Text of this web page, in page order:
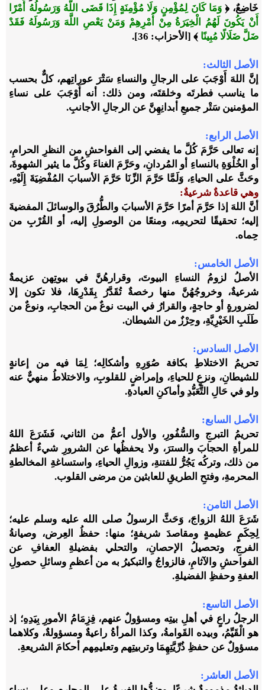
خَاضِعٌ، ﴿وَمَا كَانَ لِمُؤْمِنٍ وَلَا مُؤْمِنَةٍ إِذَا قَضَى اللَّهُ وَرَسُولُهُ أَمْرًا
أَنْ يَكُونَ لَهُمُ الْخِيَرَةُ مِنْ أَمْرِهِمْ وَمَنْ يَعْصِ اللَّهَ وَرَسُولَهُ فَقَدْ
ضَلَّ ضَلَالًا مُبِينًا ﴾ [الأحزاب: 36].
الأصل الثالث:
إنَّ اللهَ أَوْجَبَ على الرجالِ والنساءِ سَتْرَ عوراتِهم، كلٌّ بحسب
ما يناسب فطرتَه وخلقتَه، ومن ذلك: أنه أَوْجَبَ على نساءِ
المؤمنين سَتْر جميعِ أبدانِهِنَّ عن الرجالِ الأجانبِ.
الأصل الرابع:
إنه تعالى حَرَّمَ كُلَّ ما يفضي إلى الفواحشِ من النظرِ الحرامِ،
أو الخُلْوَةِ بالنساءِ أو المُردانِ، وحَرَّمَ الغناءَ وكُلَّ ما يثير الشهوةَ،
وحَثَّ على الحياءِ، وَلَمَّا حَرَّمَ الزِّنَا حَرَّمَ الأسبابَ المُفْضِيَةَ إِلَيْهِ،
وهي قاعدةٌ شرعيةٌ:
أنَّ اللهَ إذا حَرَّمَ أمرًا حَرَّمَ الأسبابَ والطُّرُقَ والوسائلَ المفضيةَ
إليه؛ تحقيقًا لتحريمِه، ومنعًا من الوصولِ إليه، أو القُرْبِ من
حِماه.
الأصل الخامس:
الأصلُ لزومُ النساءِ البيوتَ، وقرارهُنَّ في بيوتِهن عزيمةٌ
شرعيةٌ، وخروجُهُنَّ منها رخصةٌ تُقَدَّرُ بِقَدْرِهَا، فلا تكون إلا
لضرورةٍ أو حاجةٍ، والقرارُ في البيت نوعٌ من الحجابِ، ونوعٌ من
طَلَبِ الخَيْرِيَّةِ، وحِرْزٌ من الشيطان.
الأصل السادس:
تحريمُ الاختلاطِ بكافة صُوَرِهِ وأشكالِه؛ لِمَا فيه من إعانةٍ
للشيطانِ، ونزعٍ للحياءِ، وإمراضٍ للقلوبِ، والاختلاطُ منهيٌّ عنه
ولو في حَالِ التَّعَبُّدِ وأماكنِ العبادةِ.
الأصل السابع:
تحريمُ التبرجِ والسُّفُورِ، والأول أعمُّ من الثاني، فَشَرَعَ اللهُ
للمرأةِ الحجابَ والسترَ، ولا يحفظُها عن الشرورِ شيءٌ أعظمُ
من ذلك، وتركُه يَجُرُّ للفتنةِ، وزوالِ الحياءِ، واستساغةِ المخالطةِ
المحرمةِ، وفتحِ الطريقِ للعابثين من مرضى القلوب.
الأصل الثامن:
شَرَعَ اللهُ الزواجَ، وَحَثَّ الرسولُ صلى الله عليه وسلم عليه؛
لِحِكَمٍ عظيمةٍ ومقاصدَ شريفةٍ؛ منها: حفظُ العِرض، وصيانةُ
الفرجِ، وتحصيلُ الإحصانِ، والتحلي بفضيلةِ العفافِ عن
الفواحشِ والآثامِ، فالزواجُ والتبكيرُ به من أعظمِ وسائلِ حصولِ
العفةِ وحفظِ الفضيلةِ.
الأصل التاسع:
الرجلُ راعٍ في أهلِ بيتِه ومسؤولٌ عنهم، فِزِمَامُ الأمورِ بِيَدِهِ؛ إذ
هو الْقَيِّمُ، وبيده القَوامةُ، وكذا المرأةُ راعيةٌ ومسؤولةٌ، وكلاهما
مسؤولٌ عن حفظِ ذُرِّيَّتِهِمَا وتربيتِهم وتعليمِهم أحكامَ الشريعةِ.
الأصل العاشر: